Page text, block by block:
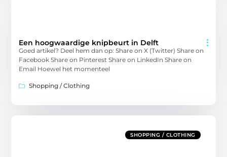
Een hoogwaardige knipbeurt in Delft
Goed artikel? Deel hem dan op: Share on X (Twitter) Share on
Facebook Share on Pinterest Share on LinkedIn Share on
Email Hoewel het momenteel
Shopping / Clothing
SHOPPING / CLOTHING